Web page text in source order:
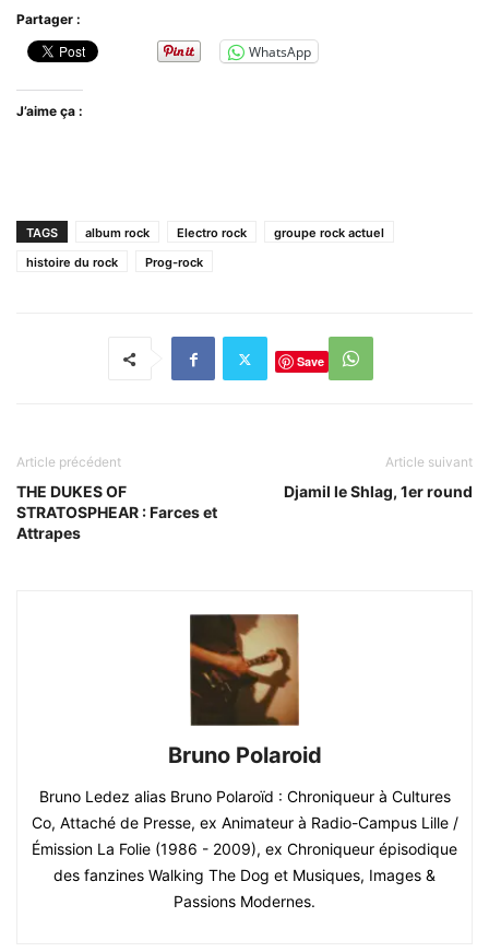
Partager :
WhatsApp
J’aime ça :
TAGS album rock Electro rock
groupe rock actuel
histoire du rock
Prog-rock
Save
Article précédent
THE DUKES OF
STRATOSPHEAR : Farces et
Attrapes
Article suivant
Djamil le Shlag, 1er round
Bruno Polaroid
Bruno Ledez alias Bruno Polaroïd : Chroniqueur à Cultures
Co, Attaché de Presse, ex Animateur à Radio-Campus Lille /
Émission La Folie (1986 - 2009), ex Chroniqueur épisodique
des fanzines Walking The Dog et Musiques, Images &
Passions Modernes.